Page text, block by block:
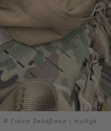
© Γιάνα Ζαλέβσκα | Multyk